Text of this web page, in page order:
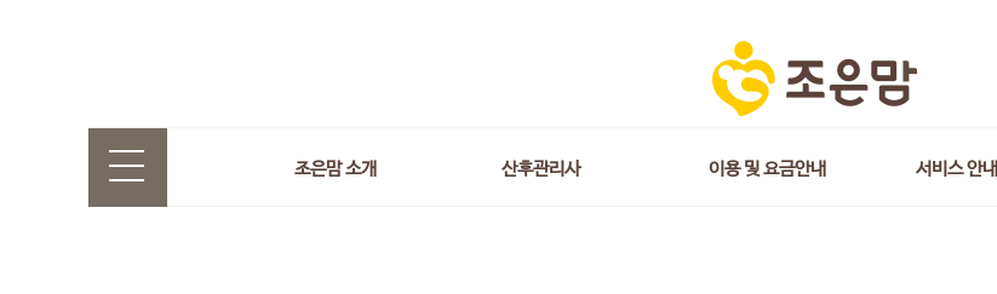
조은맘 소개 산후관리사 이용 및 요금안내 서비스 안내